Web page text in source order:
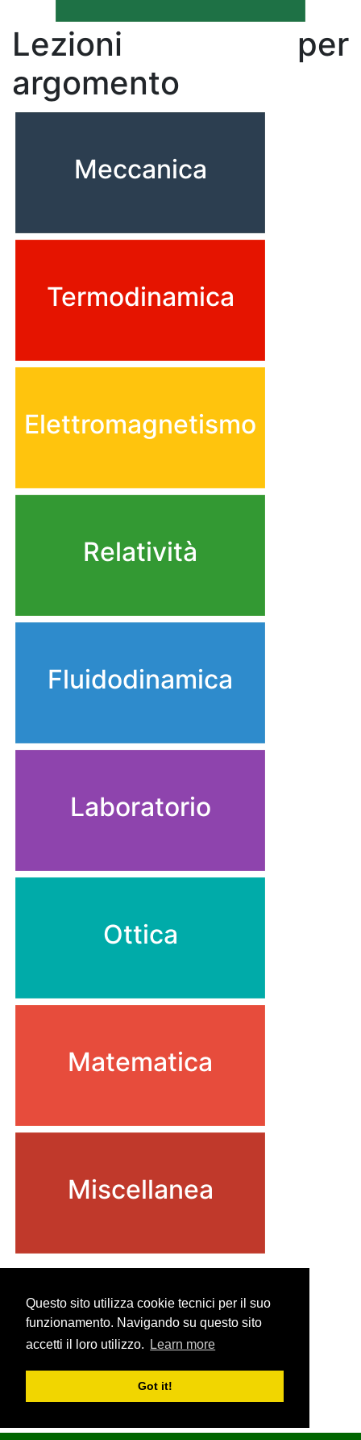
Questo sito utilizza cookie tecnici per il suo
funzionamento. Navigando su questo sito
accetti il loro utilizzo.
Learn more
Got it!
Lezioni per
argomento
Meccanica
Termodinamica
Elettromagnetismo
Relatività
Fluidodinamica
Laboratorio
Ottica
Matematica
Miscellanea